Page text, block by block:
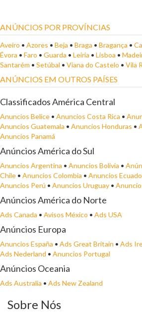
ANÚNCIOS POR PROVÍNCIAS
Aveiro • Azores • Beja • Braga • Bragança •
Évora • Faro • Guarda • Leiria • Lisboa •
Santarém • Setúbal • Viana do Castelo • Vila
ANÚNCIOS EM OUTROS PAÍSES
Classificados América Central
Anuncios Belice • Anuncios Costa Rica •
Anuncios Guatemala • Anuncios Honduras •
Anuncios Panamá
Anúncios América do Sul
Anuncios Argentina • Anuncios Bolivia •
Chile • Anuncios Colombia • Anuncios
Anuncios Perú • Anuncios Uruguay •
Anúncios América do Norte
Ads Canada • Avisos México • Ads USA
Anúncios Europa
Anuncios España • Ads Great Britain • Ads
Ads Nederland • Anuncios Portugal
Anúncios Oceania
Ads Australia • Ads New Zealand
Sobre Nós